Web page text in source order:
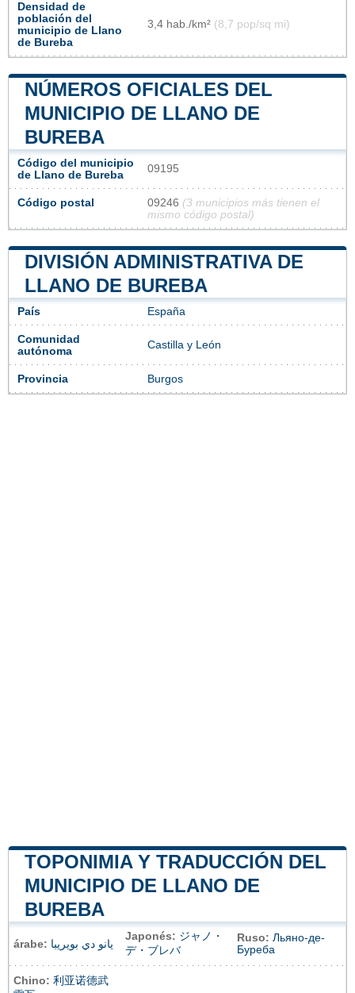
Densidad de
población del
municipio de Llano
de Bureba
3,4 hab./km² (8,7 pop/sq mi)
NÚMEROS OFICIALES DEL
MUNICIPIO DE LLANO DE
BUREBA
Código del municipio
de Llano de Bureba
09195
Código postal 09246 (3 municipios más tienen el
mismo código postal)
DIVISIÓN ADMINISTRATIVA DE
LLANO DE BUREBA
País España
Comunidad
autónoma
Castilla y León
Provincia Burgos
TOPONIMIA Y TRADUCCIÓN DEL
MUNICIPIO DE LLANO DE
BUREBA
árabe: يانو دي بويريبا
Japonés: ジャノ・
デ・ブレバ
Ruso: Льяно-де-
Буреба
Chino: 利亚诺德武